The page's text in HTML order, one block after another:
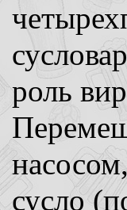
роль
сусло